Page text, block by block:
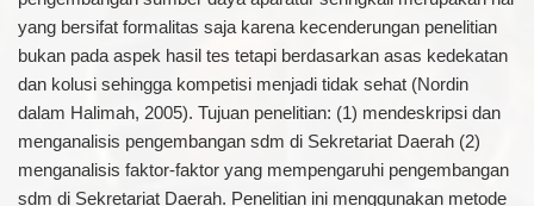
yang bersifat formalitas saja karena kecenderungan penelitian
bukan pada aspek hasil tes tetapi berdasarkan asas kedekatan
dan kolusi sehingga kompetisi menjadi tidak sehat (Nordin
dalam Halimah, 2005). Tujuan penelitian: (1) mendeskripsi dan
menganalisis pengembangan sdm di Sekretariat Daerah (2)
menganalisis faktor-faktor yang mempengaruhi pengembangan
sdm di Sekretariat Daerah. Penelitian ini menggunakan metode